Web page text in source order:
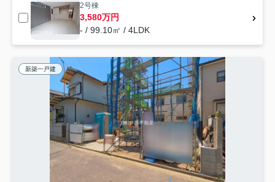
2号棟
3,580万円
- / 99.10㎡ / 4LDK
新築一戸建